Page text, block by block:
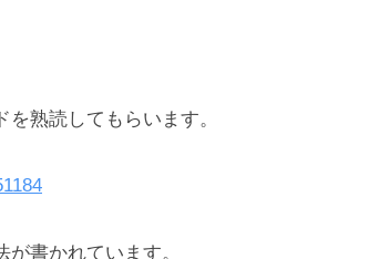
熟読してもらいます。
書かれています。